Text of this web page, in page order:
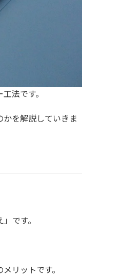
法です。
を解説していきま
です。
リットです。